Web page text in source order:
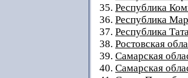
35. Республика
36. Республика
37. Республика
38. Ростовская
39. Самарская
40. Самарская